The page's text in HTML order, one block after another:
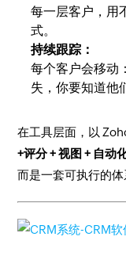
每一层客户，用
式。
持续跟踪：
每个客户会移动
失，你要知道他
在工具层面，以
+评分 + 视图 + 自动
而是一套可执行的体